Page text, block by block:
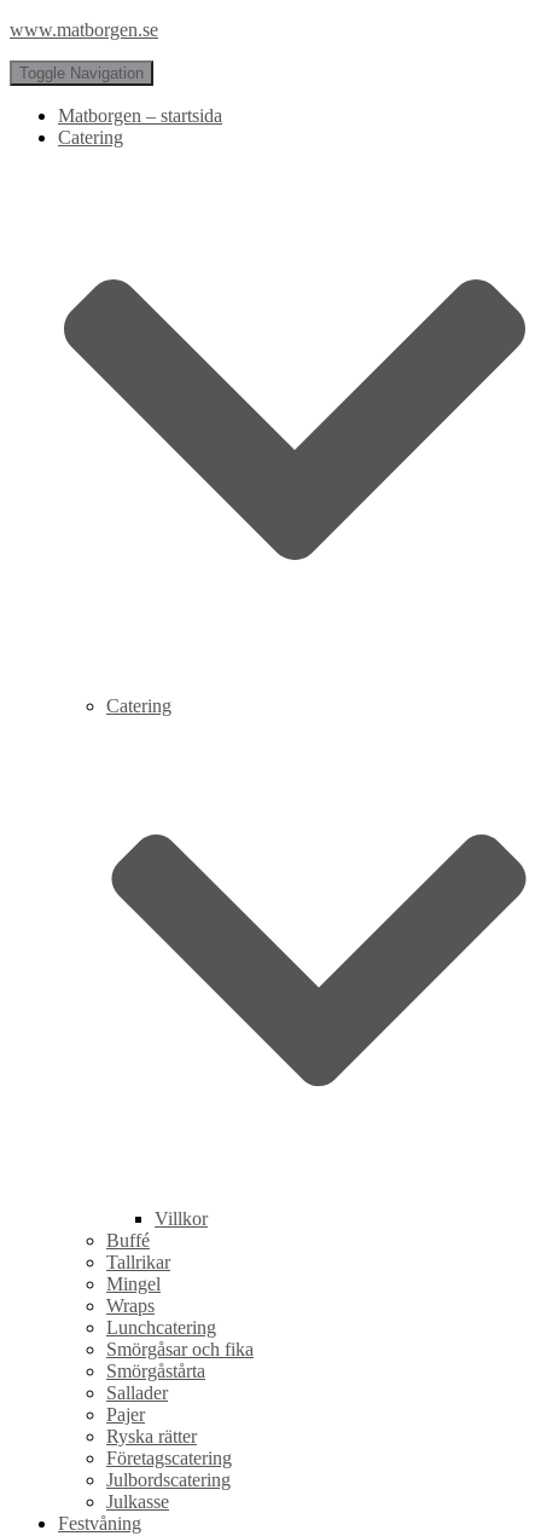
www.matborgen.se
Toggle Navigation
Matborgen – startsida
Catering
Catering
Villkor
Buffé
Tallrikar
Mingel
Wraps
Lunchcatering
Smörgåsar och fika
Smörgåstårta
Sallader
Pajer
Ryska rätter
Företagscatering
Julbordscatering
Julkasse
Festvåning